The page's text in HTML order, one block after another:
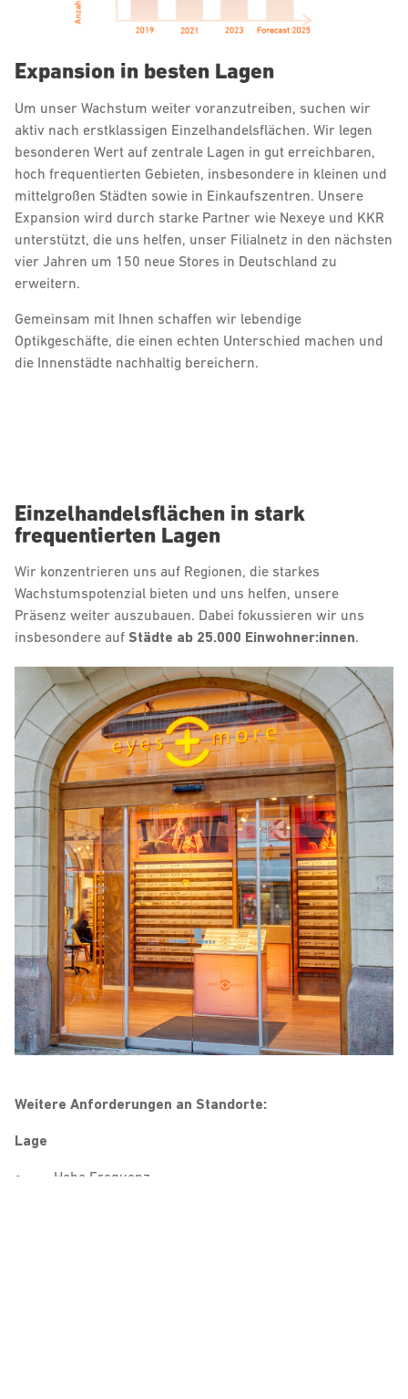
Expansion in besten Lagen
Um unser Wachstum weiter voranzutreiben, suchen wir
aktiv nach erstklassigen Einzelhandelsflächen. Wir legen
besonderen Wert auf zentrale Lagen in gut erreichbaren,
hoch frequentierten Gebieten, insbesondere in kleinen und
mittelgroßen Städten sowie in Einkaufszentren. Unsere
Expansion wird durch starke Partner wie Nexeye und KKR
unterstützt, die uns helfen, unser Filialnetz in den nächsten
vier Jahren um 150 neue Stores in Deutschland zu
erweitern.
Gemeinsam mit Ihnen schaffen wir lebendige
Optikgeschäfte, die einen echten Unterschied machen und
die Innenstädte nachhaltig bereichern.
Einzelhandelsflächen in stark
frequentierten Lagen
Wir konzentrieren uns auf Regionen, die starkes
Wachstumspotenzial bieten und uns helfen, unsere
Präsenz weiter auszubauen. Dabei fokussieren wir uns
insbesondere auf Städte ab 25.000 Einwohner:innen.
Weitere Anforderungen an Standorte:
Lage
• Hohe Frequenz